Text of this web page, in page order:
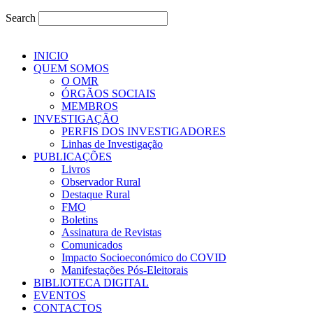
Search
INICIO
QUEM SOMOS
O OMR
ÓRGÃOS SOCIAIS
MEMBROS
INVESTIGAÇÃO
PERFIS DOS INVESTIGADORES
Linhas de Investigação
PUBLICAÇÕES
Livros
Observador Rural
Destaque Rural
FMO
Boletins
Assinatura de Revistas
Comunicados
Impacto Socioeconómico do COVID
Manifestações Pós-Eleitorais
BIBLIOTECA DIGITAL
EVENTOS
CONTACTOS